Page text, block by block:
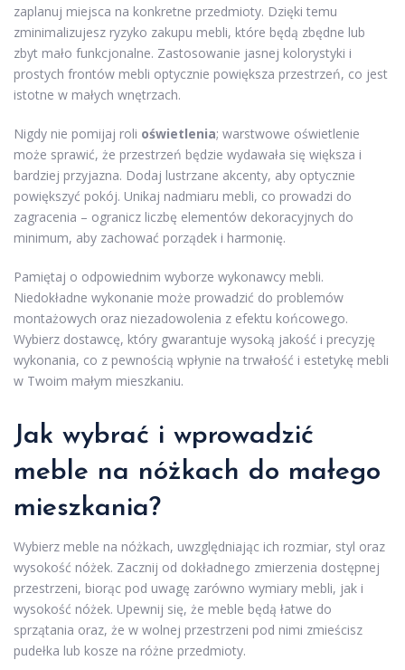
zaplanuj miejsca na konkretne przedmioty. Dzięki temu
zminimalizujesz ryzyko zakupu mebli, które będą zbędne lub
zbyt mało funkcjonalne. Zastosowanie jasnej kolorystyki i
prostych frontów mebli optycznie powiększa przestrzeń, co jest
istotne w małych wnętrzach.
Nigdy nie pomijaj roli oświetlenia; warstwowe oświetlenie
może sprawić, że przestrzeń będzie wydawała się większa i
bardziej przyjazna. Dodaj lustrzane akcenty, aby optycznie
powiększyć pokój. Unikaj nadmiaru mebli, co prowadzi do
zagracenia – ogranicz liczbę elementów dekoracyjnych do
minimum, aby zachować porządek i harmonię.
Pamiętaj o odpowiednim wyborze wykonawcy mebli.
Niedokładne wykonanie może prowadzić do problemów
montażowych oraz niezadowolenia z efektu końcowego.
Wybierz dostawcę, który gwarantuje wysoką jakość i precyzję
wykonania, co z pewnością wpłynie na trwałość i estetykę mebli
w Twoim małym mieszkaniu.
Jak wybrać i wprowadzić
meble na nóżkach do małego
mieszkania?
Wybierz meble na nóżkach, uwzględniając ich rozmiar, styl oraz
wysokość nóżek. Zacznij od dokładnego zmierzenia dostępnej
przestrzeni, biorąc pod uwagę zarówno wymiary mebli, jak i
wysokość nóżek. Upewnij się, że meble będą łatwe do
sprzątania oraz, że w wolnej przestrzeni pod nimi zmieścisz
pudełka lub kosze na różne przedmioty.